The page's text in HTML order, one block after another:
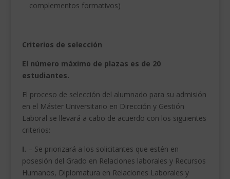
complementos formativos)
Criterios de selección
El número máximo de plazas es de 20
estudiantes.
El proceso de selección del alumnado para su admisión
en el Máster Universitario en Dirección y Gestión
Laboral se llevará a cabo de acuerdo con los siguientes
criterios:
I. – Se priorizará a los solicitantes que estén en
posesión del Grado en Relaciones laborales y Recursos
Humanos, Diplomatura en Relaciones Laborales y